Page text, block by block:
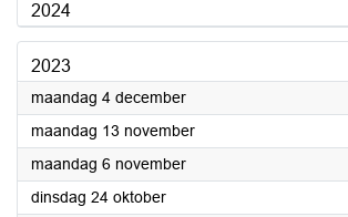
2024
2023
maandag 4 december2023
maandag 13 november2023
maandag 6 november2023
dinsdag 24 oktober2023